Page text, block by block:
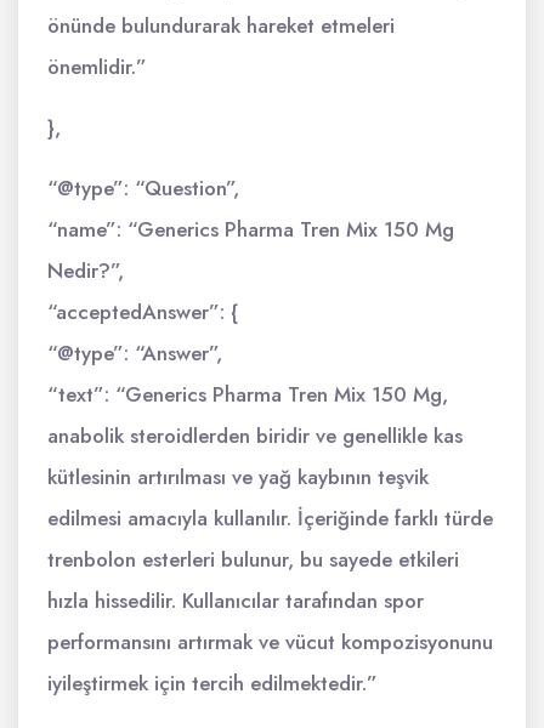
önünde bulundurarak hareket etmeleri
önemlidir.”
},
“@type”: “Question”,
“name”: “Generics Pharma Tren Mix 150 Mg
Nedir?”,
“acceptedAnswer”: {
“@type”: “Answer”,
“text”: “Generics Pharma Tren Mix 150 Mg,
anabolik steroidlerden biridir ve genellikle kas
kütlesinin artırılması ve yağ kaybının teşvik
edilmesi amacıyla kullanılır. İçeriğinde farklı türde
trenbolon esterleri bulunur, bu sayede etkileri
hızla hissedilir. Kullanıcılar tarafından spor
performansını artırmak ve vücut kompozisyonunu
iyileştirmek için tercih edilmektedir.”